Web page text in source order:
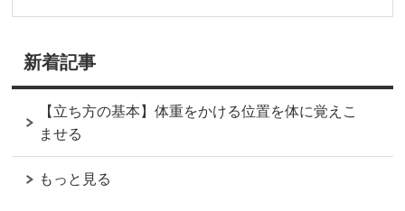
新着記事
【立ち方の基本】体重をかける位置を体に覚えこ
ませる
もっと見る